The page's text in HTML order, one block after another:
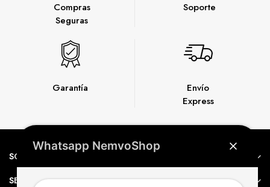
Garantía
Compras
Seguras
Envío
Express
Soporte
SOBRE NEMVO
SERVICIO AL CLIENTE
Whatsapp NemvoShop